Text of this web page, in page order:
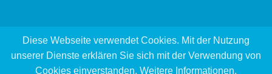
Diese Webseite verwendet Cookies. Mit der Nutzung
unserer Dienste erklären Sie sich mit der Verwendung von
Cookies einverstanden. Weitere Informationen.